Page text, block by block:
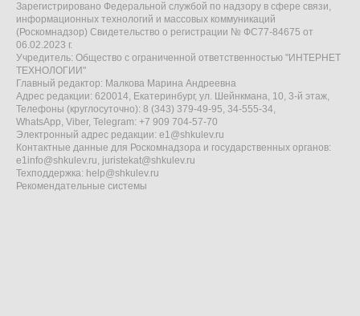
Зарегистрировано Федеральной службой по надзору в сфере связи,
информационных технологий и массовых коммуникаций
(Роскомнадзор) Свидетельство о регистрации № ФС77-84675 от
06.02.2023 г.
Учредитель: Общество с ограниченной ответственностью "ИНТЕРНЕТ
ТЕХНОЛОГИИ"
Главный редактор: Малкова Марина Андреевна
Адрес редакции: 620014, Екатеринбург, ул. Шейнкмана, 10, 3-й этаж,
Телефоны (круглосуточно): 8 (343) 379-49-95, 34-555-34,
WhatsApp, Viber, Telegram: +7 909 704-57-70
Электронный адрес редакции: e1@shkulev.ru
Контактные данные для Роскомнадзора и государственных органов:
e1info@shkulev.ru, juristekat@shkulev.ru
Техподдержка: help@shkulev.ru
Рекомендательные системы